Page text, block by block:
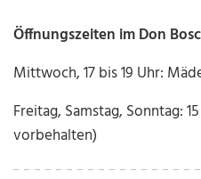
Öffnungszeiten im Don
Mittwoch, 17 bis 19 Uhr:
Freitag, Samstag, Sonntag:
vorbehalten)